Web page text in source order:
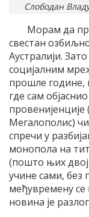
Слободан
Морам да
свестан
Аустралији.
социјалним
прошле године,
где сам
Мегалополис)
спречи у
монопола на
(пошто њих
учине сами,
међувремену
новина је